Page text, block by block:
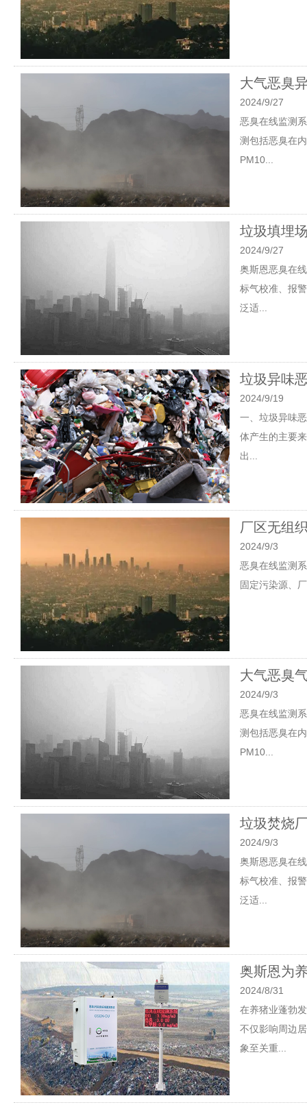
大气恶臭
2024/9/27
恶臭在线监测
测包括恶臭在
PM10...
垃圾填埋
2024/9/27
奥斯恩恶臭在
标气校准、报
泛适...
垃圾异味
2024/9/19
一、垃圾异味
体产生的主要
出...
厂区无组
2024/9/3
恶臭在线监测
固定污染源、
大气恶臭
2024/9/3
恶臭在线监测
测包括恶臭在
PM10...
垃圾焚烧
2024/9/3
奥斯恩恶臭在
标气校准、报
泛适...
奥斯恩为
2024/8/31
在养猪业蓬勃
不仅影响周边
象至关重...